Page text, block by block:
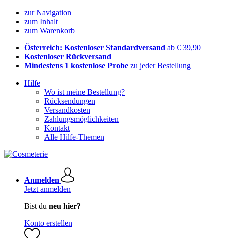
zur Navigation
zum Inhalt
zum Warenkorb
Österreich: Kostenloser Standardversand ab € 39,90
Kostenloser Rückversand
Mindestens 1 kostenlose Probe zu jeder Bestellung
Hilfe
Wo ist meine Bestellung?
Rücksendungen
Versandkosten
Zahlungsmöglichkeiten
Kontakt
Alle Hilfe-Themen
Anmelden
Jetzt anmelden
Bist du neu hier?
Konto erstellen